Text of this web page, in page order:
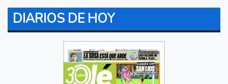
DIARIOS DE HOY